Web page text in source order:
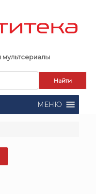
мультсериалы
МЕНЮ